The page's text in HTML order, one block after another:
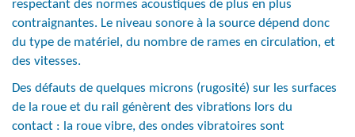
respectant des normes acoustiques de plus en plus
contraignantes. Le niveau sonore à la source dépend donc
du type de matériel, du nombre de rames en circulation, et
des vitesses.
Des défauts de quelques microns (rugosité) sur les surfaces
de la roue et du rail génèrent des vibrations lors du
contact : la roue vibre, des ondes vibratoires sont